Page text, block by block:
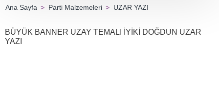
Parti Malzemeleri UZAR YAZI
BÜYÜK BANNER UZAY TEMALI İYİKİ DOĞDUN UZAR
YAZI